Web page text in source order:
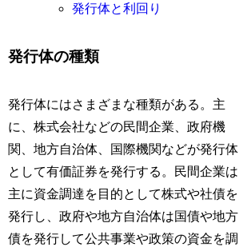
発行体と利回り
発行体の種類
発行体にはさまざまな種類がある。主
に、株式会社などの民間企業、政府機
関、地方自治体、国際機関などが発行体
として有価証券を発行する。民間企業は
主に資金調達を目的として株式や社債を
発行し、政府や地方自治体は国債や地方
債を発行して公共事業や政策の資金を調